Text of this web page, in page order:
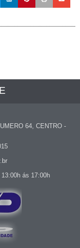
64, CENTRO -
ás 17:00h